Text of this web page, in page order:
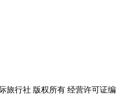
旅行社 版权所有 经营许可证编